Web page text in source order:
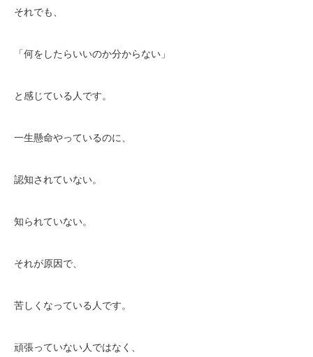
それでも、
「何をしたらいいのか分からない」
と感じている人です。
一生懸命やっているのに、
認知されていない。
知られていない。
それが原因で、
苦しくなっている人です。
頑張っていない人ではなく、